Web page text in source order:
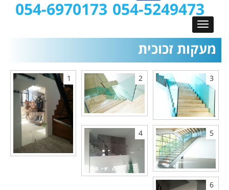
054-6970173 054-5249473
מעקות זכוכית
1 2 3
4 5
6